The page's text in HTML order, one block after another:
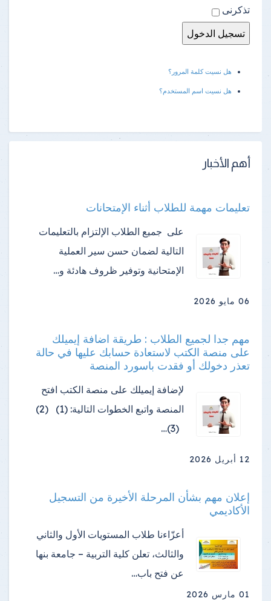
تذكرنى
هل نسيت كلمة المرور؟
هل نسيت اسم المستخدم؟
أهم الأخبار
تعليمات مهمة للطلاب أثناء الإمتحانات
على جميع الطلاب الإلتزام بالتعليمات
التالية لضمان حسن سير العملية
الإمتحانية وتوفير ظروف هادئة و…
06 مايو 2026
مهم جدا لجميع الطلاب : طريقة اضافة إيميلك
على منصة الكتب لاستعادة حسابك عليها في حالة
تعذر دخولك أو فقدت باسورد المنصة
لإضافة إيميلك على منصة الكتب افتح
المنصة واتبع الخطوات التالية: (1) (2)
(3)…
12 أبريل 2026
إعلان مهم بشأن المرحلة الأخيرة من التسجيل
الأكاديمي
أعزّاءنا طلاب المستويات الأول والثاني
والثالث، تعلن كلية التربية – جامعة بنها
عن فتح باب…
01 مارس 2026